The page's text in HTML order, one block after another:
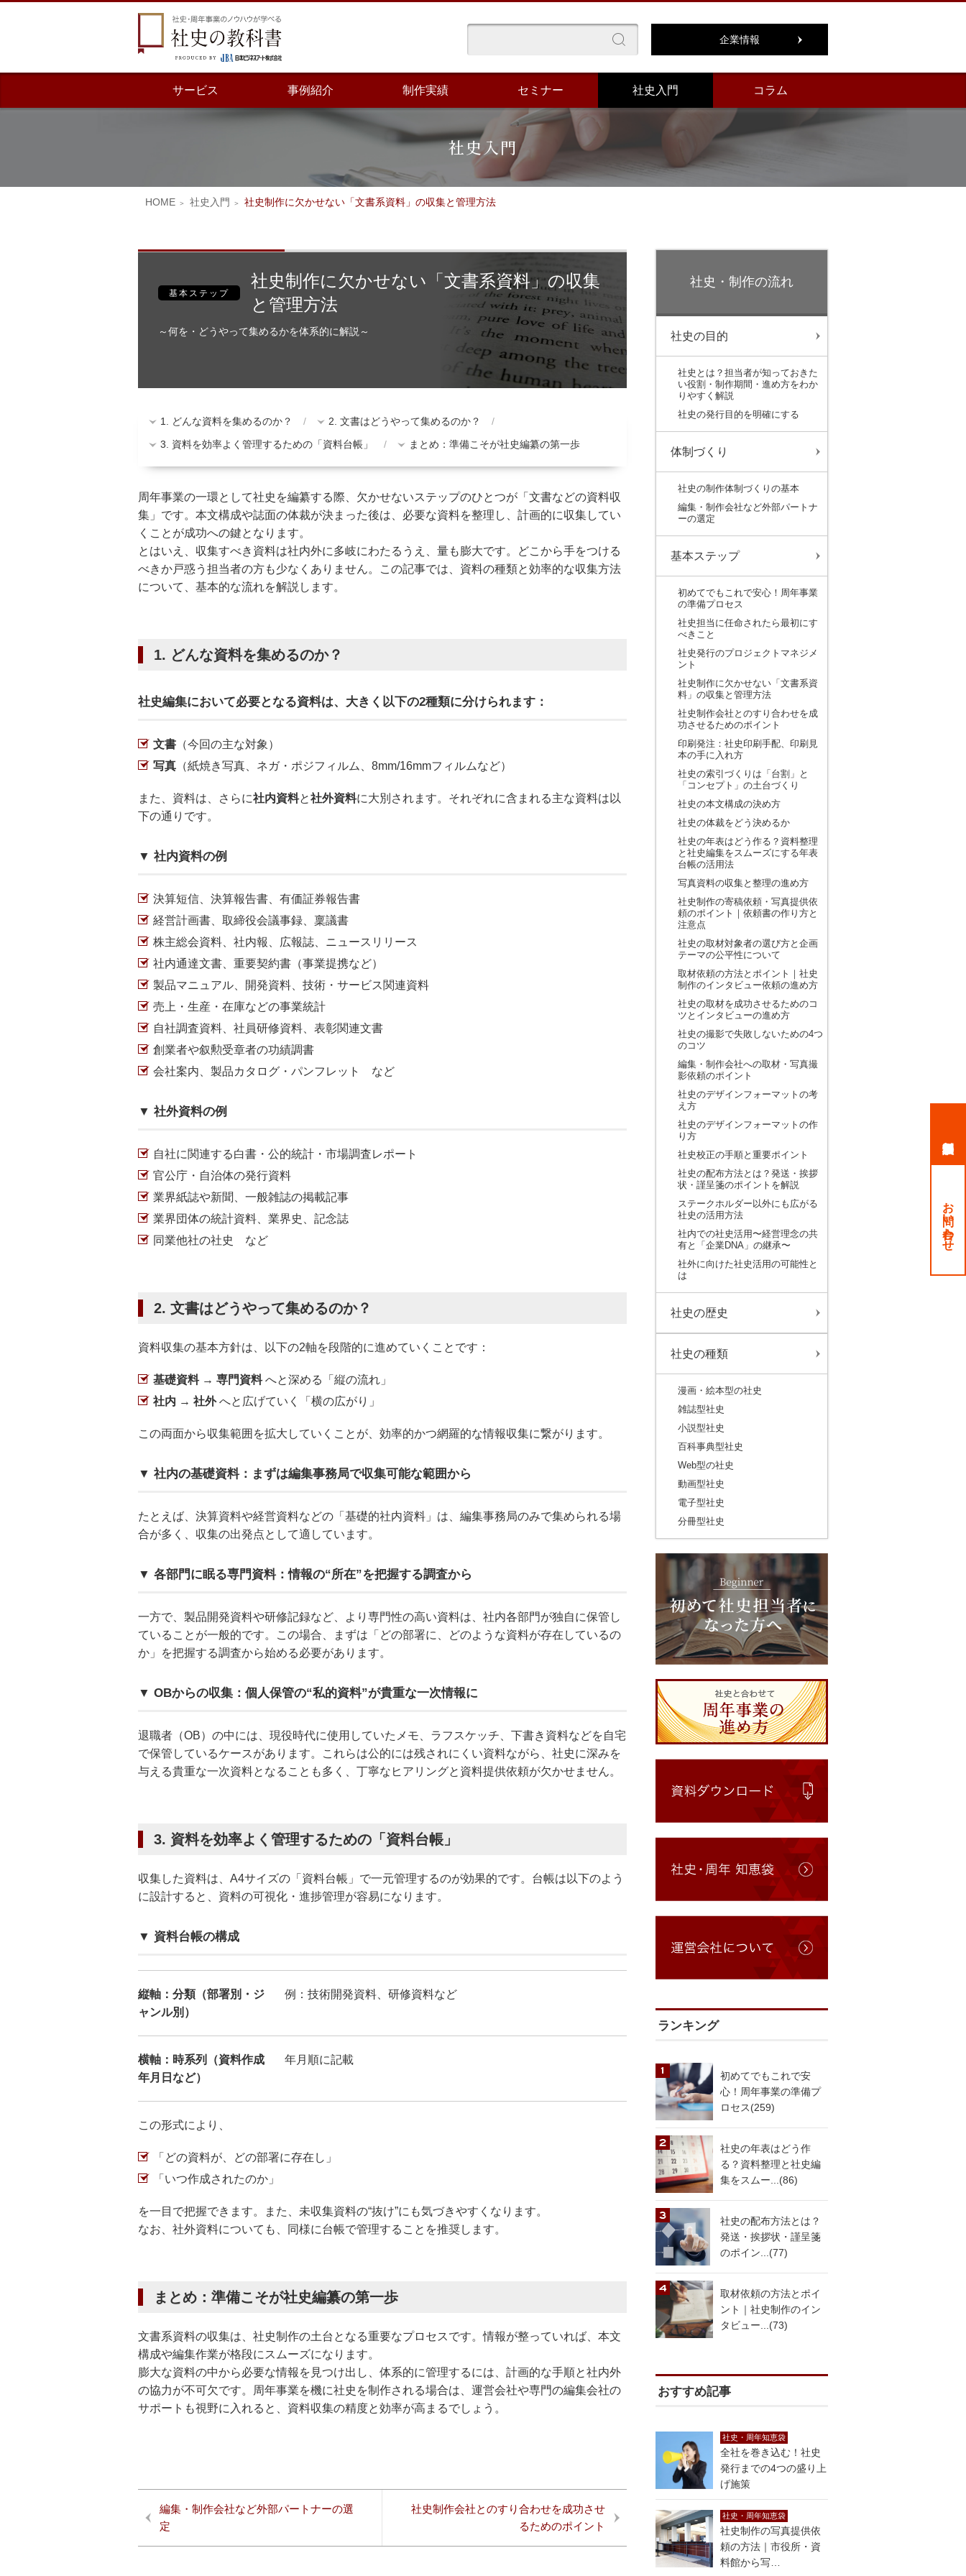
企業情報
サービス 事例紹介 制作実績 セミナー 社史入門 コラム
お問い合わせ
社史入門
HOME 社史入門 社史制作に欠かせない「文書系資料」の収集と管理方法
基本ステップ
社史制作に欠かせない「文書系資料」の収集
と管理方法
～何を・どうやって集めるかを体系的に解説～
1. どんな資料を集めるのか？
2. 文書はどうやって集めるのか？
3. 資料を効率よく管理するための「資料台帳」
まとめ：準備こそが社史編纂の第一歩
周年事業の一環として社史を編纂する際、欠かせないステップのひとつが「文書などの資料収
集」です。本文構成や誌面の体裁が決まった後は、必要な資料を整理し、計画的に収集してい
くことが成功への鍵となります。
とはいえ、収集すべき資料は社内外に多岐にわたるうえ、量も膨大です。どこから手をつける
べきか戸惑う担当者の方も少なくありません。この記事では、資料の種類と効率的な収集方法
について、基本的な流れを解説します。
1. どんな資料を集めるのか？
社史編集において必要となる資料は、大きく以下の2種類に分けられます：
文書 （今回の主な対象）
写真 （紙焼き写真、ネガ・ポジフィルム、8mm/16mmフィルムなど）
また、資料は、さらに社内資料と社外資料に大別されます。それぞれに含まれる主な資料は以
下の通りです。
▼ 社内資料の例
決算短信、決算報告書、有価証券報告書
経営計画書、取締役会議事録、稟議書
株主総会資料、社内報、広報誌、ニュースリリース
社内通達文書、重要契約書（事業提携など）
製品マニュアル、開発資料、技術・サービス関連資料
売上・生産・在庫などの事業統計
自社調査資料、社員研修資料、表彰関連文書
創業者や叙勲受章者の功績調書
会社案内、製品カタログ・パンフレット など
▼ 社外資料の例
自社に関連する白書・公的統計・市場調査レポート
官公庁・自治体の発行資料
業界紙誌や新聞、一般雑誌の掲載記事
業界団体の統計資料、業界史、記念誌
同業他社の社史 など
2. 文書はどうやって集めるのか？
資料収集の基本方針は、以下の2軸を段階的に進めていくことです：
基礎資料 → 専門資料へと深める「縦の流れ」
社内 → 社外へと広げていく「横の広がり」
この両面から収集範囲を拡大していくことが、効率的かつ網羅的な情報収集に繋がります。
▼ 社内の基礎資料：まずは編集事務局で収集可能な範囲から
たとえば、決算資料や経営資料などの「基礎的社内資料」は、編集事務局のみで集められる場
合が多く、収集の出発点として適しています。
▼ 各部門に眠る専門資料：情報の“所在”を把握する調査から
一方で、製品開発資料や研修記録など、より専門性の高い資料は、社内各部門が独自に保管し
ていることが一般的です。この場合、まずは「どの部署に、どのような資料が存在しているの
か」を把握する調査から始める必要があります。
▼ OBからの収集：個人保管の“私的資料”が貴重な一次情報に
退職者（OB）の中には、現役時代に使用していたメモ、ラフスケッチ、下書き資料などを自宅
で保管しているケースがあります。これらは公的には残されにくい資料ながら、社史に深みを
与える貴重な一次資料となることも多く、丁寧なヒアリングと資料提供依頼が欠かせません。
3. 資料を効率よく管理するための「資料台帳」
収集した資料は、A4サイズの「資料台帳」で一元管理するのが効果的です。台帳は以下のよう
に設計すると、資料の可視化・進捗管理が容易になります。
▼ 資料台帳の構成
縦軸：分類（部署別・ジ
ャンル別）
例：技術開発資料、研修資料など
横軸：時系列（資料作成
年月日など）
年月順に記載
この形式により、
「どの資料が、どの部署に存在し」
「いつ作成されたのか」
を一目で把握できます。また、未収集資料の“抜け”にも気づきやすくなります。
なお、社外資料についても、同様に台帳で管理することを推奨します。
まとめ：準備こそが社史編纂の第一歩
文書系資料の収集は、社史制作の土台となる重要なプロセスです。情報が整っていれば、本文
構成や編集作業が格段にスムーズになります。
膨大な資料の中から必要な情報を見つけ出し、体系的に管理するには、計画的な手順と社内外
の協力が不可欠です。周年事業を機に社史を制作される場合は、運営会社や専門の編集会社の
サポートも視野に入れると、資料収集の精度と効率が高まるでしょう。
編集・制作会社など外部パートナーの選
定
社史制作会社とのすり合わせを成功させ
るためのポイント
社史・制作の流れ
社史の目的
社史とは？担当者が知っておきた
い役割・制作期間・進め方をわか
りやすく解説
社史の発行目的を明確にする
体制づくり
社史の制作体制づくりの基本
編集・制作会社など外部パートナ
ーの選定
基本ステップ
初めてでもこれで安心！周年事業
の準備プロセス
社史担当に任命されたら最初にす
べきこと
社史発行のプロジェクトマネジメ
ント
社史制作に欠かせない「文書系資
料」の収集と管理方法
社史制作会社とのすり合わせを成
功させるためのポイント
印刷発注：社史印刷手配、印刷見
本の手に入れ方
社史の索引づくりは「台割」と
「コンセプト」の土台づくり
社史の本文構成の決め方
社史の体裁をどう決めるか
社史の年表はどう作る？資料整理
と社史編集をスムーズにする年表
台帳の活用法
写真資料の収集と整理の進め方
社史制作の寄稿依頼・写真提供依
頼のポイント｜依頼書の作り方と
注意点
社史の取材対象者の選び方と企画
テーマの公平性について
取材依頼の方法とポイント｜社史
制作のインタビュー依頼の進め方
社史の取材を成功させるためのコ
ツとインタビューの進め方
社史の撮影で失敗しないための4つ
のコツ
編集・制作会社への取材・写真撮
影依頼のポイント
社史のデザインフォーマットの考
え方
社史のデザインフォーマットの作
り方
社史校正の手順と重要ポイント
社史の配布方法とは？発送・挨拶
状・謹呈箋のポイントを解説
ステークホルダー以外にも広がる
社史の活用方法
社内での社史活用〜経営理念の共
有と「企業DNA」の継承〜
社外に向けた社史活用の可能性と
は
社史の歴史
社史の種類
漫画・絵本型の社史
雑誌型社史
小説型社史
百科事典型社史
Web型の社史
動画型社史
電子型社史
分冊型社史
ランキング
初めてでもこれで安
心！周年事業の準備プ
ロセス(259)
社史の年表はどう作
る？資料整理と社史編
集をスムー...(86)
社史の配布方法とは？
発送・挨拶状・謹呈箋
のポイン...(77)
取材依頼の方法とポイ
ント｜社史制作のイン
タビュー...(73)
おすすめ記事
社史・周年知恵袋
全社を巻き込む！社史
発行までの4つの盛り上
げ施策
社史・周年知恵袋
社史制作の写真提供依
頼の方法｜市役所・資
料館から写…